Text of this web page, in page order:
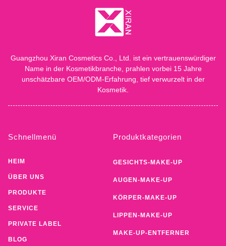
Guangzhou Xiran Cosmetics Co., Ltd. ist ein vertrauenswürdiger
Name in der Kosmetikbranche, prahlen vorbei 15 Jahre
unschätzbare OEM/ODM-Erfahrung, tief verwurzelt in der
Kosmetik.
Schnellmenü
HEIM
ÜBER UNS
PRODUKTE
SERVICE
PRIVATE LABEL
BLOG
Produktkategorien
GESICHTS-MAKE-UP
AUGEN-MAKE-UP
KÖRPER-MAKE-UP
LIPPEN-MAKE-UP
MAKE-UP-ENTFERNER